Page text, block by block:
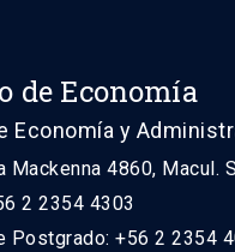
de Economía
Economía y
Mackenna 4860, Macul.
2 2354 4303
Postgrado: +56 2 2354